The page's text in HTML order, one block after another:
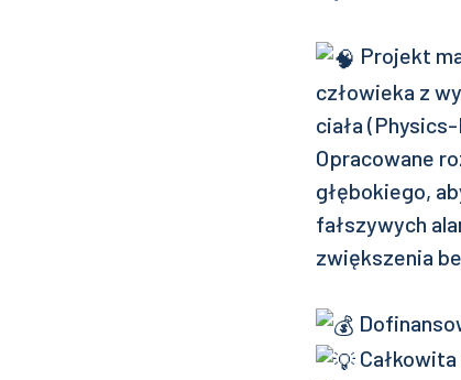
Projekt
człowieka z
ciała
Opracowane
głębokiego,
fałszywych
zwiększenia